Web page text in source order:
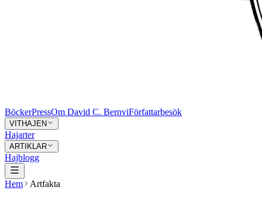
BöckerPressOm David C. BernviFörfattarbesök
VITHAJEN
Hajarter
ARTIKLAR
Hajblogg
Hem Artfakta